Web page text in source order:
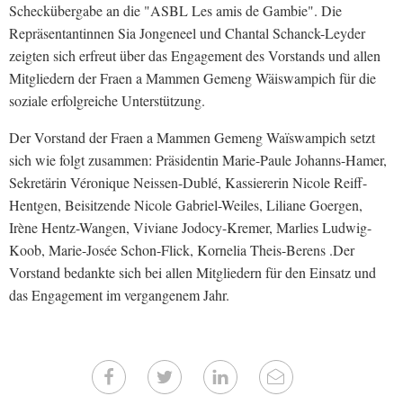
Scheckübergabe an die "ASBL Les amis de Gambie". Die
Repräsentantinnen Sia Jongeneel und Chantal Schanck-Leyder
zeigten sich erfreut über das Engagement des Vorstands und allen
Mitgliedern der Fraen a Mammen Gemeng Wäiswampich für die
soziale erfolgreiche Unterstützung.
Der Vorstand der Fraen a Mammen Gemeng Waïswampich setzt
sich wie folgt zusammen: Präsidentin Marie-Paule Johanns-Hamer,
Sekretärin Véronique Neissen-Dublé, Kassiererin Nicole Reiff-
Hentgen, Beisitzende Nicole Gabriel-Weiles, Liliane Goergen,
Irène Hentz-Wangen, Viviane Jodocy-Kremer, Marlies Ludwig-
Koob, Marie-Josée Schon-Flick, Kornelia Theis-Berens .Der
Vorstand bedankte sich bei allen Mitgliedern für den Einsatz und
das Engagement im vergangenem Jahr.